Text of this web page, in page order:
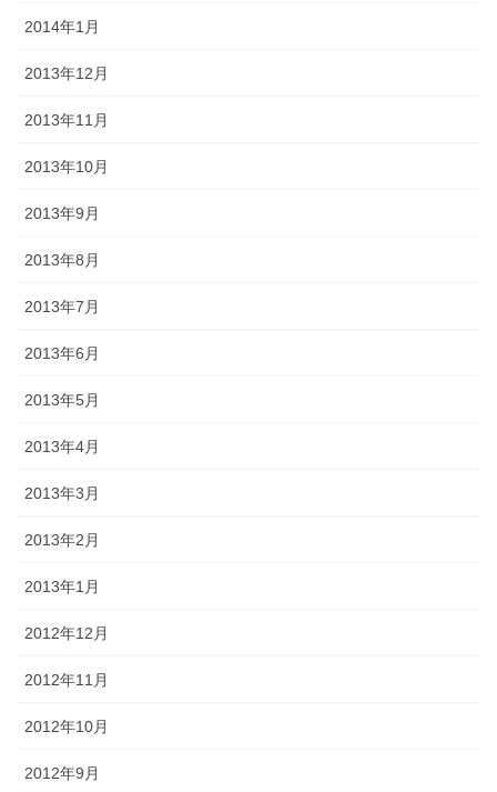
2014年1月
2013年12月
2013年11月
2013年10月
2013年9月
2013年8月
2013年7月
2013年6月
2013年5月
2013年4月
2013年3月
2013年2月
2013年1月
2012年12月
2012年11月
2012年10月
2012年9月